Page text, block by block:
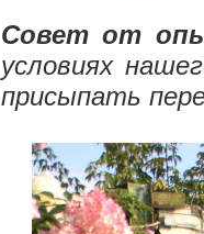
Совет от
условиях
присыпать